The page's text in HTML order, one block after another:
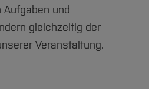
und
gleichzeitig der
Veranstaltung.